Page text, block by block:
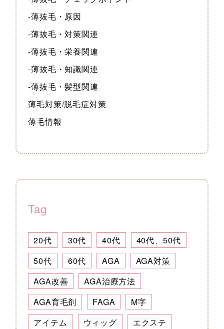
-薄抜毛・原因
-薄抜毛・対策関連
-薄抜毛・栄養関連
-薄抜毛・知識関連
-薄抜毛・髪型関連
薄毛対策/脱毛症対策
薄毛情報
Tag
20代 30代 40代
40代、50代
50代
60代 AGA
AGA対策
AGA改善
AGA治療方法
AGA育毛剤
FAGA
M字
アイテム
ウィッグ
エクステ